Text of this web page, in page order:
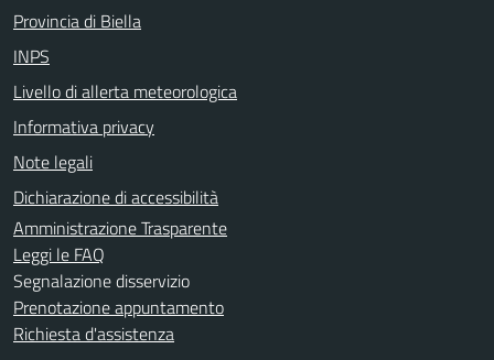
Provincia di Biella
INPS
Livello di allerta meteorologica
Informativa privacy
Note legali
Dichiarazione di accessibilità
Amministrazione Trasparente
Leggi le FAQ
Segnalazione disservizio
Prenotazione appuntamento
Richiesta d'assistenza